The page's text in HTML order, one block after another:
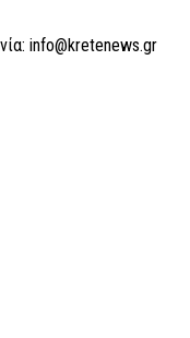
info@kretenews.gr